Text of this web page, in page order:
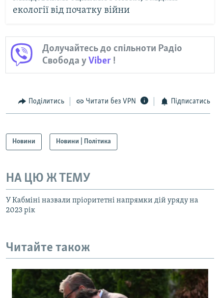
екології від початку війни
Долучайтесь до спільноти Радіо
Свобода уViber !
Поділитись Читати без VPN Підписатись
Новини Новини | Політика
НА ЦЮ Ж ТЕМУ
У Кабміні назвали пріоритетні напрямки дій уряду на
2023 рік
Читайте також